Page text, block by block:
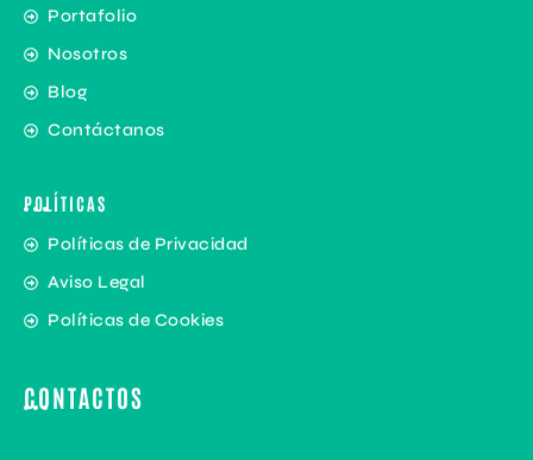
Portafolio
Nosotros
Blog
Contáctanos
POLÍTICAS
Políticas de Privacidad
Aviso Legal
Políticas de Cookies
CONTACTOS